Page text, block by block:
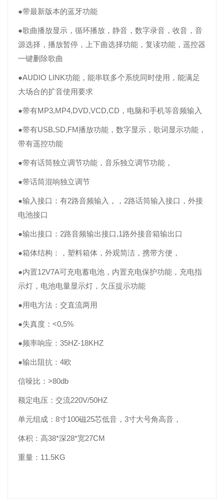
●带最新版本的蓝牙功能
●歌曲播放显示，循环播放，静音，数字录音，收音，音
源选择，播放暂停，上下曲选择功能，复读功能，遥控器
一键删除歌曲
●AUDIO LINK功能，能串联多个系统同时使用，能满足
大场合的扩音使用要求
●带有MP3,MP4,DVD,VCD,CD，电脑和手机等音频输入
●带有USB,SD,FM播放功能，数字显示，歌词显示功能，
带有遥控功能
●带有话筒独立调节功能，音乐独立调节功能，
●带话筒混响独立调节
●输入接口：有2路音频输入，，2路话筒输入接口，外接
电池接口
●输出接口：2路音频输出接口,1路外接音箱输出口
●箱体结构：，塑料箱体，外观简洁，携带方便，
●内置12V7A可充电蓄电池，内置充电保护功能，充电指
示灯，电池电量显示灯，欠压提示功能
●用电方法：交直流两用
●失真度：<0,5%
●频率响应：35HZ-18KHZ
●输出阻抗：4欧
信噪比：>80db
额定电压：交流220V/50HZ
单元组成：8寸100磁25芯低音，3寸大号角高音，
体积：高38*深28*宽27CM
重量：11.5KG